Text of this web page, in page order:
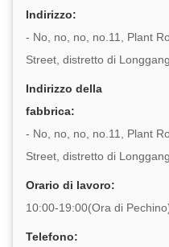
Indirizzo:
- No, no, no, no.11, Plant
Street, distretto di
Indirizzo della
fabbrica:
- No, no, no, no.11, Plant
Street, distretto di
Orario di lavoro:
10:00-19:00(Ora di
Telefono: